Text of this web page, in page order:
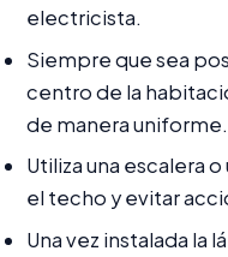
electricista.
Siempre que sea
centro de la
de manera uniforme.
Utiliza una escalera
el techo y evitar
Una vez instalada la